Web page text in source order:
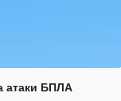
атаки БПЛА